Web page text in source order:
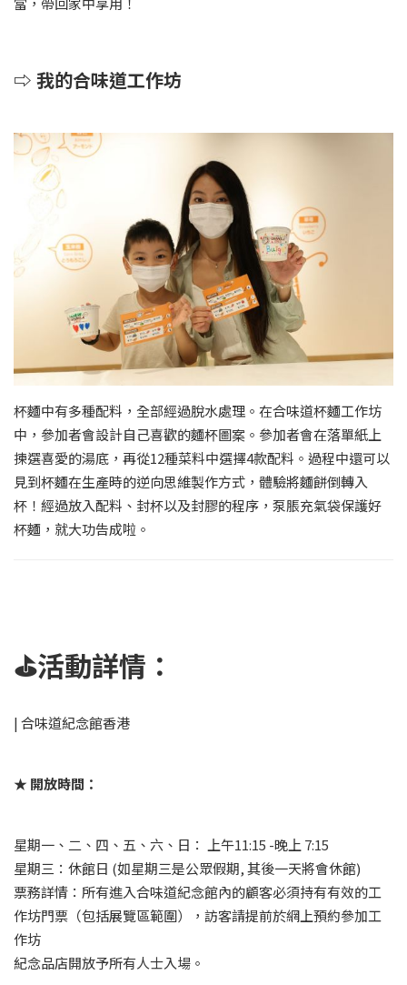
⇨ 我的合味道工作坊
杯麵中有多種配料，全部經過脫水處理。在合味道杯麵工作坊
中，參加者會設計自己喜歡的麵杯圖案。參加者會在落單紙上
揀選喜愛的湯底，再從12種菜料中選擇4款配料。過程中還可以
見到杯麵在生產時的逆向思維製作方式，體驗將麵餅倒轉入
杯！經過放入配料、封杯以及封膠的程序，泵脹充氣袋保護好
杯麵，就大功告成啦。
⛳活動詳情：
| 合味道紀念館香港
★ 開放時間：
星期一、二、四、五、六、日： 上午11:15 -晚上 7:15
星期三：休館日 (如星期三是公眾假期, 其後一天將會休館)
票務詳情：所有進入合味道紀念館內的顧客必須持有有效的工
作坊門票（包括展覽區範圍），訪客請提前於網上預約參加工
作坊
紀念品店開放予所有人士入場。